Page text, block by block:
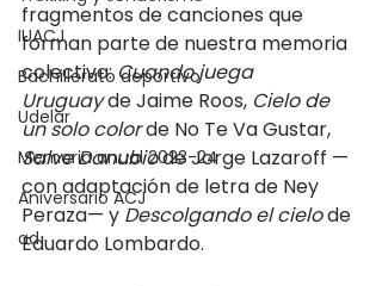
IUACJ
Bachillerato deportivo
Udelar
Memoria anual 2023-24
Aniversario ACJ
ad
fragmentos de canciones que
forman parte de nuestra memoria
colectiva: Cuando juega
Uruguay de Jaime Roos, Cielo de
un solo color de No Te Va Gustar,
Salve Danubio de Jorge Lazaroff —
con adaptación de letra de Ney
Peraza— y Descolgando el cielo de
Eduardo Lombardo.